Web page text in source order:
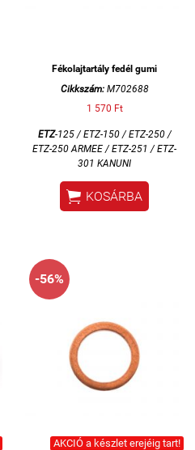
Fékolajtartály fedél gumi
Cikkszám:M702688
1 570 Ft
ETZ-125 / ETZ-150 / ETZ-250 /
ETZ-250 ARMEE / ETZ-251 / ETZ-
301 KANUNI
 KOSÁRBA
-56%
AKCIÓ a készlet erejéig tart!